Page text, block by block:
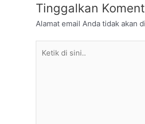
Tinggalkan
Alamat email Anda tidak akan